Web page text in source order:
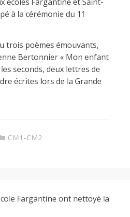
à la cérémonie du 11
trois poèmes émouvants,
Bertonnier « Mon enfant
seconds, deux lettres de
écrites lors de la Grande
CM1-CM2
Fargantine ont nettoyé la